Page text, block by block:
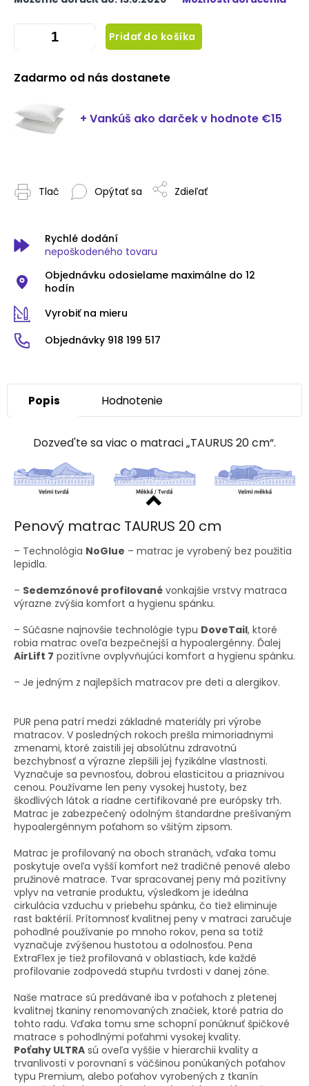
Pridať do košíka
Zadarmo od nás dostanete
+ Vankúš ako darčekv hodnote €15
Tlač Opýtať sa Zdieľať
Rychlé dodání
nepoškodeného tovaru
Objednávku odosielame maximálne do 12
hodín
Vyrobiť na mieru
Objednávky 918 199 517
Popis Hodnotenie
Dozved'te sa viac o matraci „TAURUS 20 cm“.
Penový matrac TAURUS 20 cm
– Technológia NoGlue – matrac je vyrobený bez použitia
lepidla.
– Sedemzónové profilované vonkajšie vrstvy matraca
výrazne zvýšia komfort a hygienu spánku.
– Súčasne najnovšie technológie typu DoveTail, ktoré
robia matrac oveľa bezpečnejší a hypoalergénny. Ďalej
AirLift 7 pozitívne ovplyvňujúci komfort a hygienu spánku.
– Je jedným z najlepších matracov pre deti a alergikov.
PUR pena patrí medzi základné materiály pri výrobe
matracov. V posledných rokoch prešla mimoriadnymi
zmenami, ktoré zaistili jej absolútnu zdravotnú
bezchybnosť a výrazne zlepšili jej fyzikálne vlastnosti.
Vyznačuje sa pevnosťou, dobrou elasticitou a priaznivou
cenou. Používame len peny vysokej hustoty, bez
škodlivých látok a riadne certifikované pre európsky trh.
Matrac je zabezpečený odolným štandardne prešívaným
hypoalergénnym poťahom so všitým zipsom.
Matrac je profilovaný na oboch stranách, vďaka tomu
poskytuje oveľa vyšší komfort než tradičné penové alebo
pružinové matrace. Tvar spracovanej peny má pozitívny
vplyv na vetranie produktu, výsledkom je ideálna
cirkulácia vzduchu v priebehu spánku, čo tiež eliminuje
rast baktérií. Prítomnosť kvalitnej peny v matraci zaručuje
pohodlné používanie po mnoho rokov, pena sa totiž
vyznačuje zvýšenou hustotou a odolnosťou. Pena
ExtraFlex je tiež profilovaná v oblastiach, kde každé
profilovanie zodpovedá stupňu tvrdosti v danej zóne.
Naše matrace sú predávané iba v poťahoch z pletenej
kvalitnej tkaniny renomovaných značiek, ktoré patria do
tohto radu. Vďaka tomu sme schopní ponúknuť špičkové
matrace s pohodlnými poťahmi vysokej kvality.
Poťahy ULTRA sú oveľa vyššie v hierarchii kvality a
trvanlivosti v porovnaní s väčšinou ponúkaných poťahov
typu Premium, alebo poťahov vyrobených z tkanín